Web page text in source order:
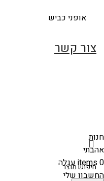
אופני כביש
צור קשר
חנות
אהבתי
0
itemsעגלה
החשבון שלי